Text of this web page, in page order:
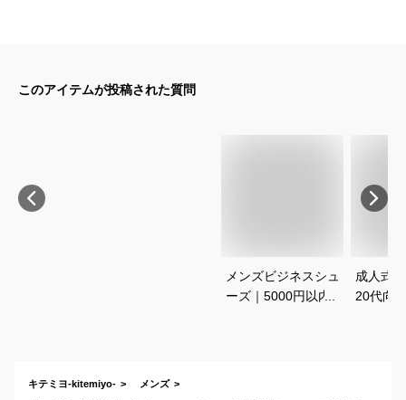
このアイテムが投稿された質問
メンズビジネスシュ
ーズ｜5000円以内で
成人式
20代向
キテミヨ-kitemiyo- メンズ